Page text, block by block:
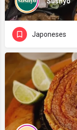
Japoneses